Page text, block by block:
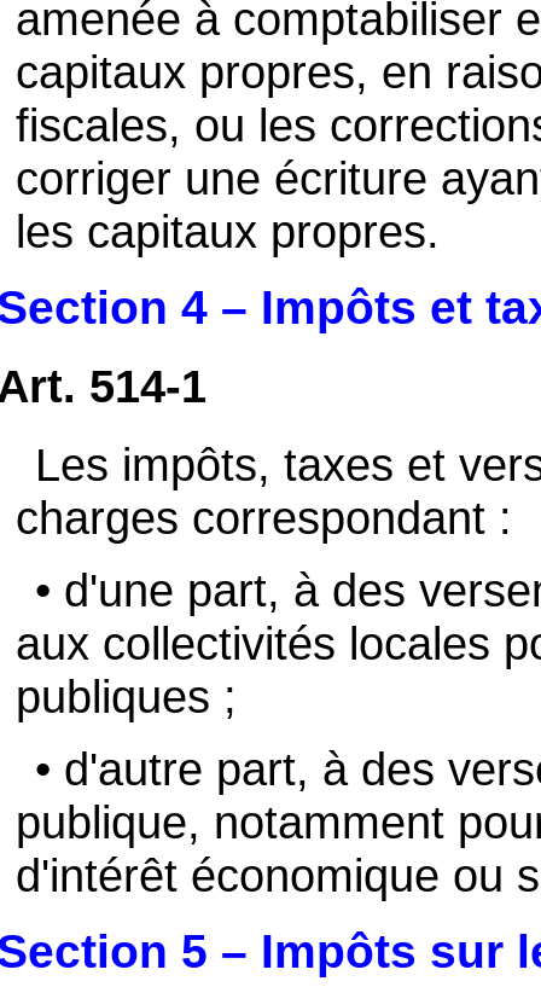
amenée à comptabiliser
capitaux propres, en
fiscales, ou les
corriger une écriture
les capitaux propres.
4 – Impôts et
514-1
Les impôts, taxes et
charges correspondant :
• d'une part, à des
aux collectivités locales
publiques ;
• d'autre part, à des
publique, notamment
d'intérêt économique ou
5 – Impôts sur